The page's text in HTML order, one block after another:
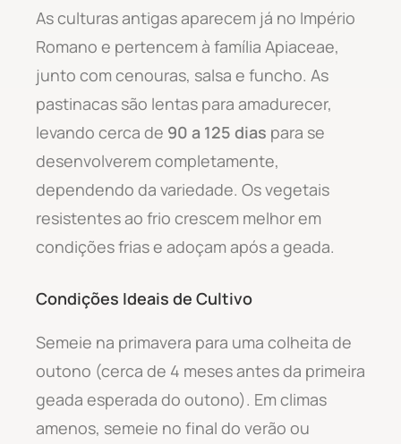
As culturas antigas aparecem já no Império
Romano e pertencem à família Apiaceae,
junto com cenouras, salsa e funcho. As
pastinacas são lentas para amadurecer,
levando cerca de 90 a 125 dias para se
desenvolverem completamente,
dependendo da variedade. Os vegetais
resistentes ao frio crescem melhor em
condições frias e adoçam após a geada.
Condições Ideais de Cultivo
Semeie na primavera para uma colheita de
outono (cerca de 4 meses antes da primeira
geada esperada do outono). Em climas
amenos, semeie no final do verão ou